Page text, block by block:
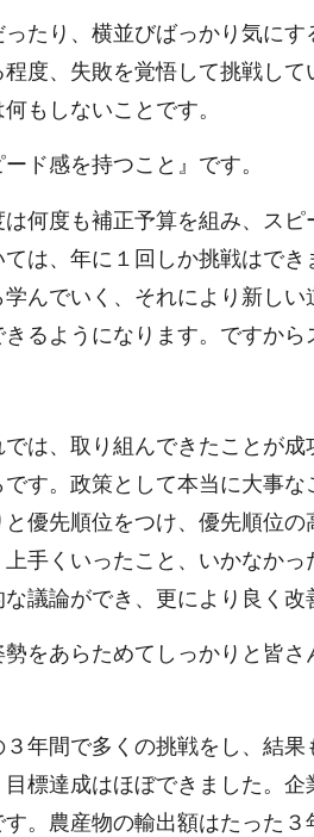
たり、横並びばっかり気にす
度、失敗を覚悟して挑戦し
もしないことです。
ド感を持つこと』です。
何度も補正予算を組み、ス
は、年に１回しか挑戦はで
んでいく、それにより新し
るようになります。ですから
は、取り組んできたことが
す。政策として本当に大事
優先順位をつけ、優先順位
手くいったこと、いかなか
議論ができ、更により良く改
をあらためてしっかりと皆
年間で多くの挑戦をし、結
標達成はほぼできました。企
。農産物の輸出額はたった３